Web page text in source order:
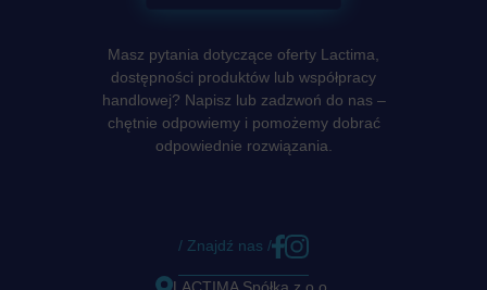
Masz pytania dotyczące oferty Lactima,
dostępności produktów lub współpracy
handlowej? Napisz lub zadzwoń do nas –
chętnie odpowiemy i pomożemy dobrać
odpowiednie rozwiązania.
/ Znajdź nas /